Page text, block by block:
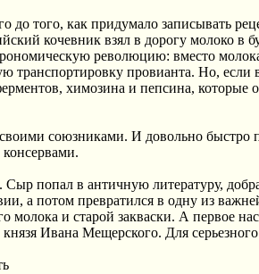
до того, как придумало записывать
кочевник взял в дорогу молоко
революцию: вместо
транспортировку провианта. Но,
химозина и пепсина, которые
союзниками. И довольно быстро
Сыр попал в античную литературу,
а потом превратился в одну из
молока и старой закваски. А первое
Ивана Мещерского. Для